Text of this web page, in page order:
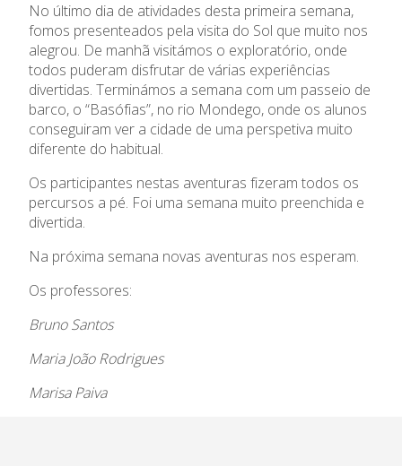
No último dia de atividades desta primeira semana,
fomos presenteados pela visita do Sol que muito nos
alegrou. De manhã visitámos o exploratório, onde
todos puderam disfrutar de várias experiências
divertidas. Terminámos a semana com um passeio de
barco, o “Basófias”, no rio Mondego, onde os alunos
conseguiram ver a cidade de uma perspetiva muito
diferente do habitual.
Os participantes nestas aventuras fizeram todos os
percursos a pé. Foi uma semana muito preenchida e
divertida.
Na próxima semana novas aventuras nos esperam.
Os professores:
Bruno Santos
Maria João Rodrigues
Marisa Paiva